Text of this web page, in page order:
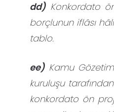
dd) Konkordato
borçlunun iflâsı
tablo.
ee) Kamu
kuruluşu
konkordato ön